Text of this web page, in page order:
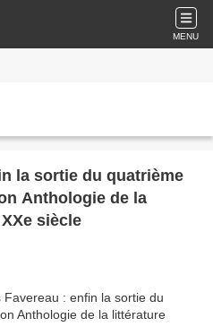
MENU
la sortie du quatrième
Anthologie de la
siècle